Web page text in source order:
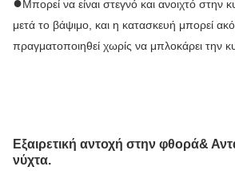
Μπορεί να είναι στεγνό και ανοιχτό στην
μετά το βάψιμο, και η κατασκευή μπορεί
πραγματοποιηθεί χωρίς να μπλοκάρει την
Εξαιρετική αντοχή στην φθορά&
νύχτα.